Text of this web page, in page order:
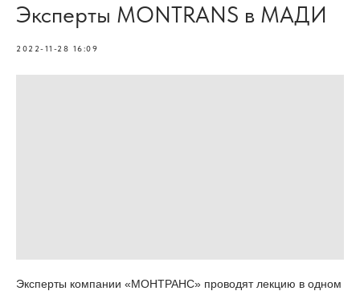
Эксперты MONTRANS в МАДИ
2022-11-28 16:09
Эксперты компании «МОНТРАНС» проводят лекцию в одном